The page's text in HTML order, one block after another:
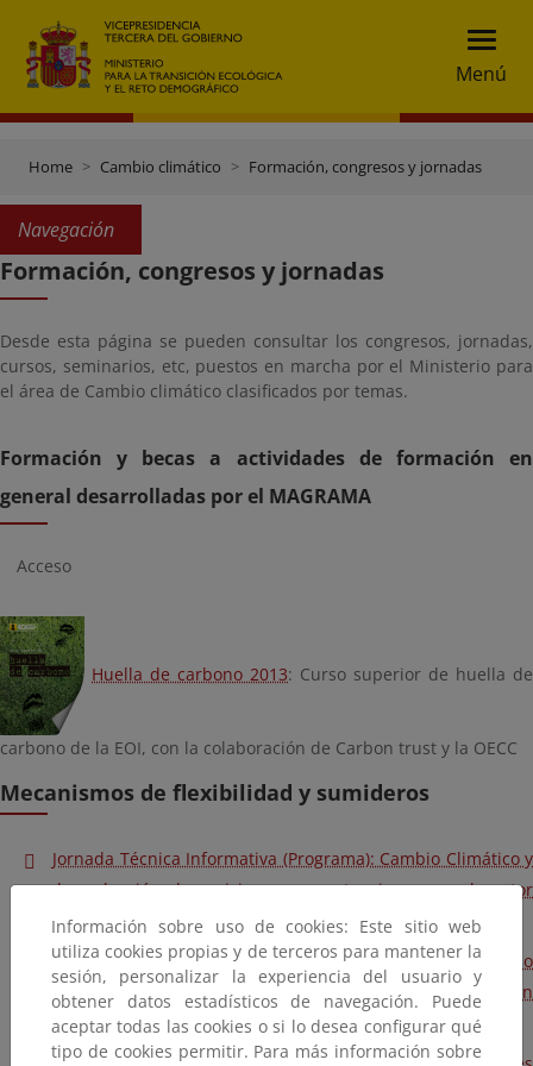
Menú
Home Cambio climático Formación, congresos y jornadas
Navegación
Formación, congresos y jornadas
Desde esta página se pueden consultar los congresos, jornadas,
cursos, seminarios, etc, puestos en marcha por el Ministerio para
el área de Cambio climático clasificados por temas.
Formación y becas a actividades de formación en
general desarrolladas por el MAGRAMA
Acceso
Huella de carbono 2013: Curso superior de huella de
carbono de la EOI, con la colaboración de Carbon trust y la OECC
Mecanismos de flexibilidad y sumideros
Jornada Técnica Informativa (Programa): Cambio Climático y
la reducción de emisiones por actuaciones en el sector
forestal – Madrid, 19 Septiembre de 2011.
Jornada Técnica Informativa (Presentaciones): Cambio
Climático y la reducción de emisiones por actuaciones en
el sector forestal – Madrid, 19 Septiembre de 2011.
Información sobre uso de cookies: Este sitio web
utiliza cookies propias y de terceros para mantener la
sesión, personalizar la experiencia del usuario y
obtener datos estadísticos de navegación. Puede
aceptar todas las cookies o si lo desea configurar qué
tipo de cookies permitir. Para más información sobre